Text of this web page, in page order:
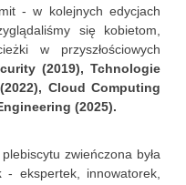
- w kolejnych edycjach
się kobietom,
w przyszłościowych
(2019), Tchnologie
Cloud Computing
(2025).
zwieńczona była
- ekspertek, innowatorek,